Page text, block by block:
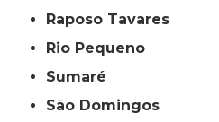
Raposo Tavares
Rio Pequeno
Sumaré
São Domingos